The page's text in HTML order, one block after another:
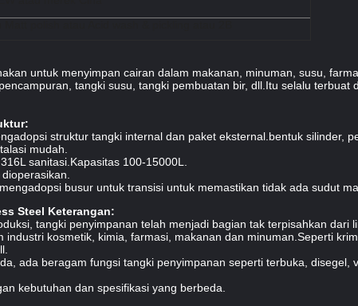
untuk menyimpan cairan dalam makanan, minuman, susu,
tangki susu, tangki pembuatan bir, dll.Itu selalu terbuat
struktur tangki internal dan paket eksternal.bentuk silinder,
mudah.
sanitasi.Kapasitas 100-15000L.
busur untuk transisi untuk memastikan tidak ada sudut
Steel Keterangan:
tangki penyimpanan telah menjadi bagian tak terpisahkan dari
industri kosmetik, kimia, farmasi, makanan dan minuman.Seperti
ada beragam fungsi tangki penyimpanan seperti terbuka, disegel,
kebutuhan dan spesifikasi yang berbeda.